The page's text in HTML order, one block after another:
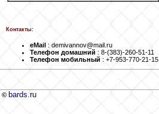
Контакты:
eMail : demivannov@mail.ru
Телефон домашний : 8-(383)-260-51-11
Телефон мобильный: +7-953-770-21-15
© bards.ru